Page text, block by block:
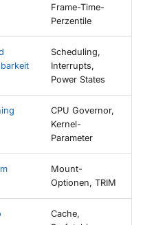
Frame-Time-
Perzentile
Scheduling,
Interrupts,
Power States
CPU Governor,
Kernel-
Parameter
Mount-
Optionen, TRIM
Cache,